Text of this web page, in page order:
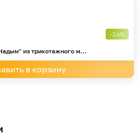
-24%
из трикотажного м...
в корзину